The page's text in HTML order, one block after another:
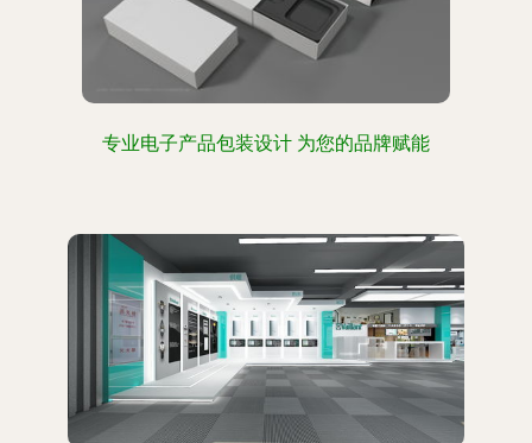
专业电子产品包装设计 为您的品牌赋能